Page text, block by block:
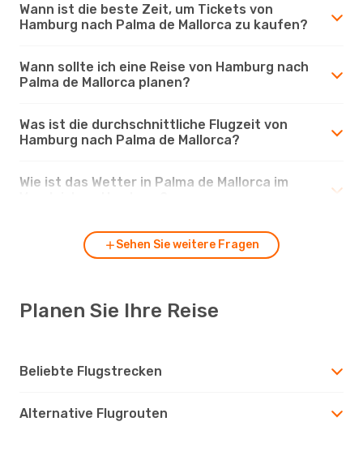
Wann ist die beste Zeit, um Tickets von
Hamburg nach Palma de Mallorca zu kaufen?
Wann sollte ich eine Reise von Hamburg nach
Palma de Mallorca planen?
Was ist die durchschnittliche Flugzeit von
Hamburg nach Palma de Mallorca?
Wie ist das Wetter in Palma de Mallorca im
Sehen Sie weitere Fragen
Planen Sie Ihre Reise
Beliebte Flugstrecken
Alternative Flugrouten